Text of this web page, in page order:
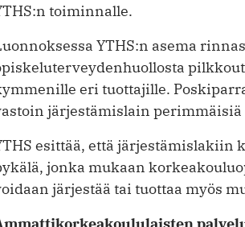
toiminnalle.
YTHS:n asema
eri tuottajille.
järjestämislain perimmäisiä
esittää, että
jonka mukaan
järjestää tai tuottaa myös